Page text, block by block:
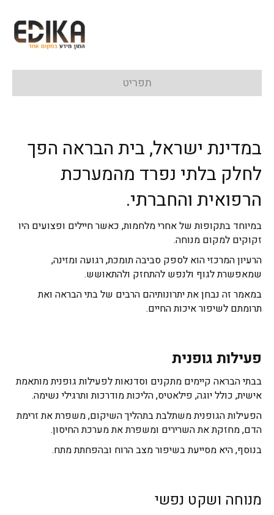
תפריט
במדינת ישראל, בית הבראה הפך
לחלק בלתי נפרד מהמערכת
הרפואית והחברתי.
במיוחד בתקופות של אחרי מלחמות, כאשר חיילים ופצועים היו
זקוקים למקום מנוחה.
הרעיון המרכזי הוא לספק סביבה תומכת, רגועה ומזינה,
שמאפשרת לגוף ולנפש להתחזק ולהתאושש.
במאמר זה נבחן את יתרונותיהם הרבים של בתי הבראה ואת
תרומתם לשיפור איכות החיים.
פעילות גופנית
בבתי הבראה קיימים מתקנים וסדנאות לפעילות גופנית מותאמת
אישית, כולל יוגה, פילאטיס, הליכות מודרכות ותרגילי נשימה.
הפעילות הגופנית משתלבת בתהליך השיקום, משפרת את זרימת
הדם, מחזקת את השרירים ומשפרת את מערכת החיסון.
בנוסף, היא מסייעת בשיפור מצב הרוח ובהפחתת מתח.
מנוחה ושקט נפשי